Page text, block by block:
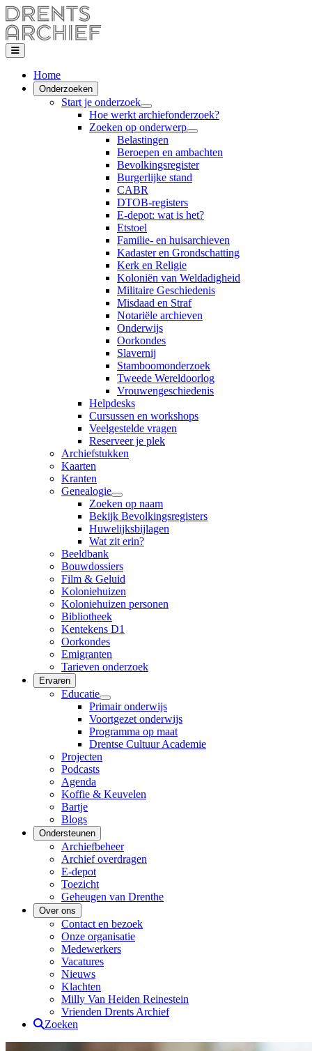
Home
Onderzoeken
Start je onderzoek
Hoe werkt archiefonderzoek?
Zoeken op onderwerp
Belastingen
Beroepen en ambachten
Bevolkingsregister
Burgerlijke stand
CABR
DTOB-registers
E-depot: wat is het?
Etstoel
Familie- en huisarchieven
Kadaster en Grondschatting
Kerk en Religie
Koloniën van Weldadigheid
Militaire Geschiedenis
Misdaad en Straf
Notariële archieven
Onderwijs
Oorkondes
Slavernij
Stamboomonderzoek
Tweede Wereldoorlog
Vrouwengeschiedenis
Helpdesks
Cursussen en workshops
Veelgestelde vragen
Reserveer je plek
Archiefstukken
Kaarten
Kranten
Genealogie
Zoeken op naam
Bekijk Bevolkingsregisters
Huwelijksbijlagen
Wat zit erin?
Beeldbank
Bouwdossiers
Film & Geluid
Koloniehuizen
Koloniehuizen personen
Bibliotheek
Kentekens D1
Oorkondes
Emigranten
Tarieven onderzoek
Ervaren
Educatie
Primair onderwijs
Voortgezet onderwijs
Programma op maat
Drentse Cultuur Academie
Projecten
Podcasts
Agenda
Koffie & Keuvelen
Bartje
Blogs
Ondersteunen
Archiefbeheer
Archief overdragen
E-depot
Toezicht
Geheugen van Drenthe
Over ons
Contact en bezoek
Onze organisatie
Medewerkers
Vacatures
Nieuws
Klachten
Milly Van Heiden Reinestein
Vrienden Drents Archief
Zoeken